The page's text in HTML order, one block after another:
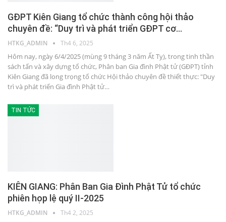
GĐPT Kiên Giang tổ chức thành công hội thảo
chuyên đề: “Duy trì và phát triển GĐPT cơ…
HTKG_ADMIN Th4 6, 2025
Hôm nay, ngày 6/4/2025 (mùng 9 tháng 3 năm Ất Tỵ), trong tinh thần
sách tấn và xây dựng tổ chức, Phân ban Gia đình Phật tử (GĐPT) tỉnh
Kiên Giang đã long trọng tổ chức Hội thảo chuyên đề thiết thực: "Duy
trì và phát triển Gia đình Phật tử…
TIN TỨC
KIÊN GIANG: Phân Ban Gia Đình Phật Tử tổ chức
phiên họp lệ quý II-2025
HTKG_ADMIN Th4 2, 2025